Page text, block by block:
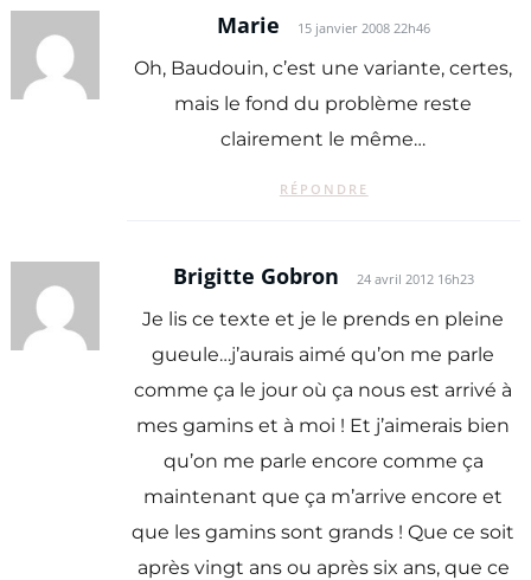
Marie 15 janvier 2008 22h46
Oh, Baudouin, c’est une variante, certes,
mais le fond du problème reste
clairement le même…
RÉPONDRE
Brigitte Gobron 24 avril 2012 16h23
Je lis ce texte et je le prends en pleine
gueule…j’aurais aimé qu’on me parle
comme ça le jour où ça nous est arrivé à
mes gamins et à moi ! Et j’aimerais bien
qu’on me parle encore comme ça
maintenant que ça m’arrive encore et
que les gamins sont grands ! Que ce soit
après vingt ans ou après six ans, que ce